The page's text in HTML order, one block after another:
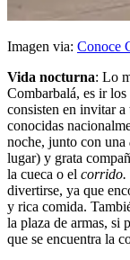
Imagen via: Conoce
Vida nocturna: Lo
Combarbalá, es ir
consisten en invitar a
conocidas
noche, junto con una
lugar) y grata
la cueca o el corrido.
divertirse, ya que
y rica comida.
la plaza de armas, si
que se encuentra la